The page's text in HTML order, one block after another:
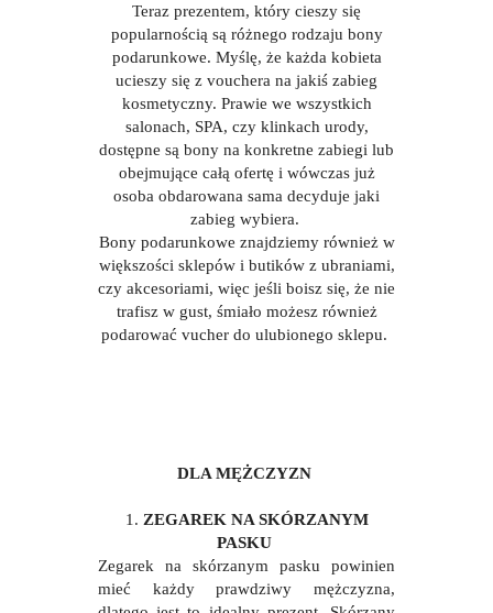
Teraz prezentem, który cieszy się
popularnością są różnego rodzaju bony
podarunkowe. Myślę, że każda kobieta
ucieszy się z vouchera na jakiś zabieg
kosmetyczny. Prawie we wszystkich
salonach, SPA, czy klinkach urody,
dostępne są bony na konkretne zabiegi lub
obejmujące całą ofertę i wówczas już
osoba obdarowana sama decyduje jaki
zabieg wybiera.
Bony podarunkowe znajdziemy również w
większości sklepów i butików z ubraniami,
czy akcesoriami, więc jeśli boisz się, że nie
trafisz w gust, śmiało możesz również
podarować vucher do ulubionego sklepu.
DLA MĘŻCZYZN
1. ZEGAREK NA SKÓRZANYM
PASKU
Zegarek na skórzanym pasku powinien
mieć każdy prawdziwy mężczyzna,